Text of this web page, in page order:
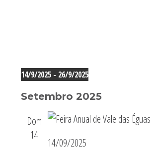
Eventos
14/9/2025 - 26/9/2025
a
data.
Setembro 2025
Dom
14
14/09/2025